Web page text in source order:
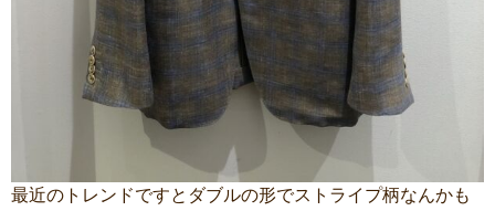
最近のトレンドですとダブルの形でストライプ柄なんかも